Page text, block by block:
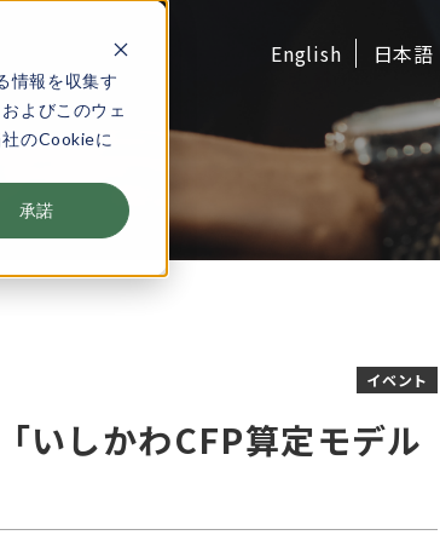
情報を収集す
よびこのウェ
のCookieに
承諾
English 日本語
イベント
いしかわCFP算定モデル